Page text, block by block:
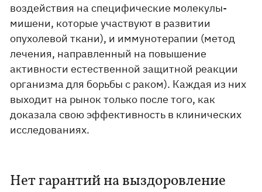
воздействия на специфические молекулы-
мишени, которые участвуют в развитии
опухолевой ткани), и иммунотерапии (метод
лечения, направленный на повышение
активности естественной защитной реакции
организма для борьбы с раком). Каждая из них
выходит на рынок только после того, как
доказала свою эффективность в клинических
исследованиях.
Нет гарантий на выздоровление